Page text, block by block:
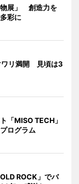
物展」 創造力を
彩に
ワリ満開 見頃は3
「MISO TECH」
ログラム
ROCK」でバ